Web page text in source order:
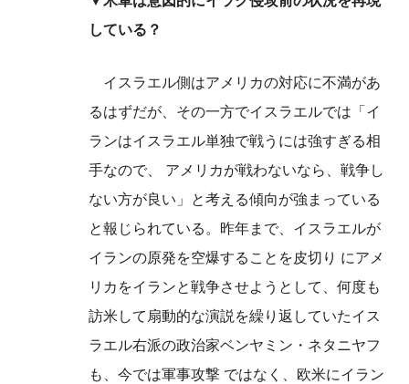
している？
イスラエル側はアメリカの対応に不満があ
るはずだが、その一方でイスラエルでは「イ
ランはイスラエル単独で戦うには強すぎる相
手なので、 アメリカが戦わないなら、戦争し
ない方が良い」と考える傾向が強まっている
と報じられている。昨年まで、イスラエルが
イランの原発を空爆することを皮切り にアメ
リカをイランと戦争させようとして、何度も
訪米して扇動的な演説を繰り返していたイス
ラエル右派の政治家ベンヤミン・ネタニヤフ
も、今では軍事攻撃 ではなく、欧米にイラン